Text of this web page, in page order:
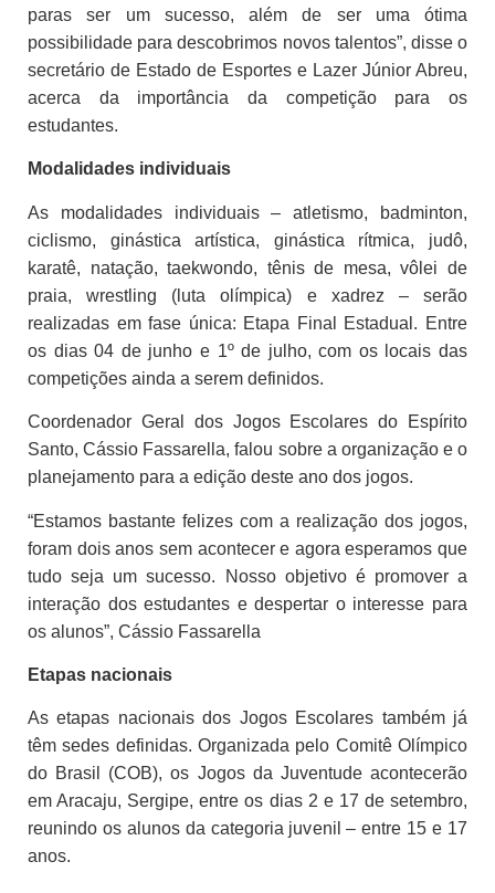
paras ser um sucesso, além de ser uma ótima
possibilidade para descobrimos novos talentos”, disse o
secretário de Estado de Esportes e Lazer Júnior Abreu,
acerca da importância da competição para os
estudantes.
Modalidades individuais
As modalidades individuais – atletismo, badminton,
ciclismo, ginástica artística, ginástica rítmica, judô,
karatê, natação, taekwondo, tênis de mesa, vôlei de
praia, wrestling (luta olímpica) e xadrez – serão
realizadas em fase única: Etapa Final Estadual. Entre
os dias 04 de junho e 1º de julho, com os locais das
competições ainda a serem definidos.
Coordenador Geral dos Jogos Escolares do Espírito
Santo, Cássio Fassarella, falou sobre a organização e o
planejamento para a edição deste ano dos jogos.
“Estamos bastante felizes com a realização dos jogos,
foram dois anos sem acontecer e agora esperamos que
tudo seja um sucesso. Nosso objetivo é promover a
interação dos estudantes e despertar o interesse para
os alunos”, Cássio Fassarella
Etapas nacionais
As etapas nacionais dos Jogos Escolares também já
têm sedes definidas. Organizada pelo Comitê Olímpico
do Brasil (COB), os Jogos da Juventude acontecerão
em Aracaju, Sergipe, entre os dias 2 e 17 de setembro,
reunindo os alunos da categoria juvenil – entre 15 e 17
anos.